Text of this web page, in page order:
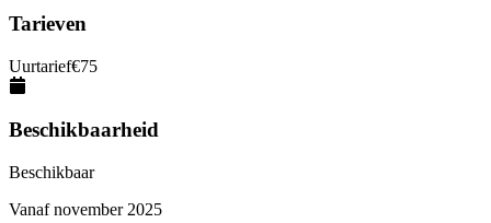
Tarieven
Uurtarief€75
Beschikbaarheid
Beschikbaar
Vanaf november 2025